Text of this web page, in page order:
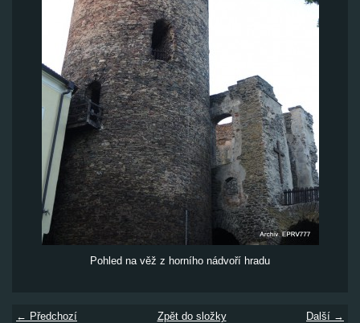
Pohled na věž z horního nádvoří hradu
← Předchozí Další →
Zpět do složky